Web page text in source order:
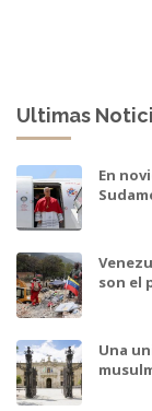
Ultimas
En
son el
Una